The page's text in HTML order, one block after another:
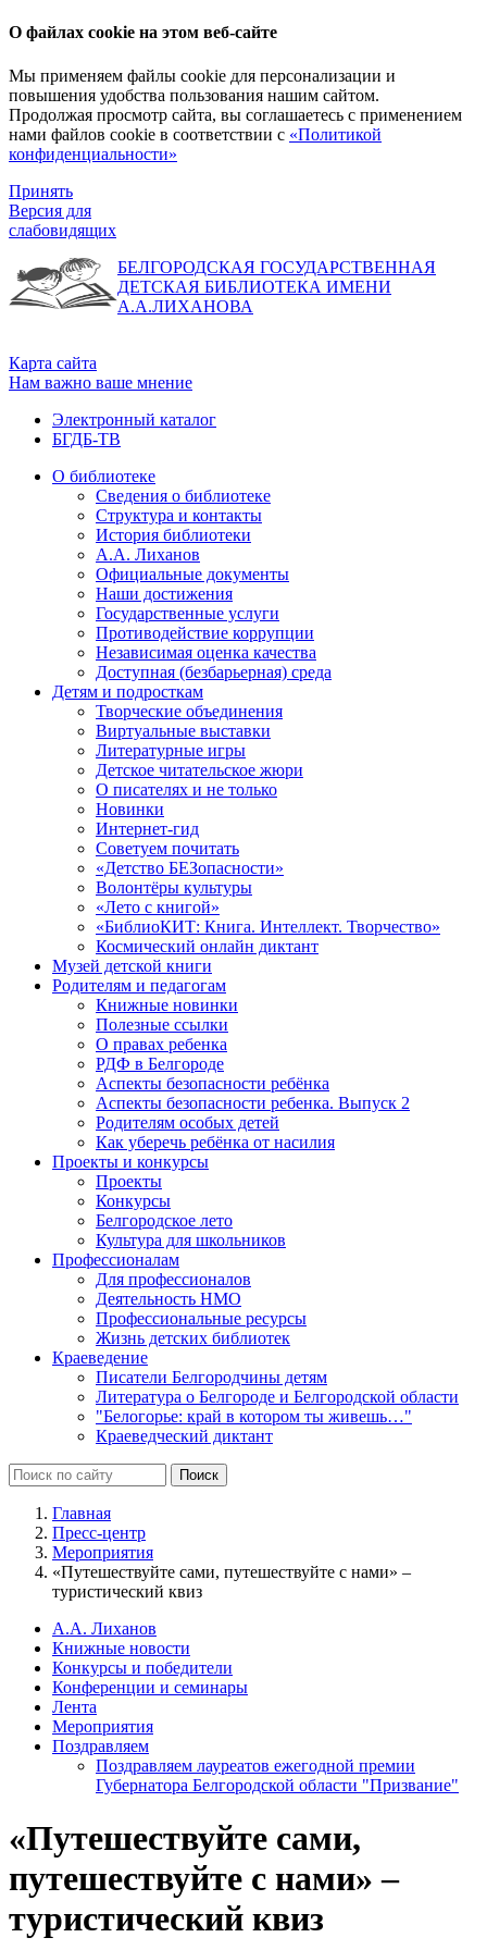
О файлах cookie на этом веб-сайте
Мы применяем файлы cookie для персонализации и
повышения удобства пользования нашим сайтом.
Продолжая просмотр сайта, вы соглашаетесь с применением
нами файлов cookie в соответствии с «Политикой
конфиденциальности»
Принять
Версия для
слабовидящих
БЕЛГОРОДСКАЯ ГОСУДАРСТВЕННАЯ
ДЕТСКАЯ БИБЛИОТЕКА ИМЕНИ
А.А.ЛИХАНОВА
Карта сайта
Нам важно ваше мнение
Электронный каталог
БГДБ-ТВ
О библиотеке
Сведения о библиотеке
Структура и контакты
История библиотеки
А.А. Лиханов
Официальные документы
Наши достижения
Государственные услуги
Противодействие коррупции
Независимая оценка качества
Доступная (безбарьерная) среда
Детям и подросткам
Творческие объединения
Виртуальные выставки
Литературные игры
Детское читательское жюри
О писателях и не только
Новинки
Интернет-гид
Советуем почитать
«Детство БЕЗопасности»
Волонтёры культуры
«Лето с книгой»
«БиблиоКИТ: Книга. Интеллект. Творчество»
Космический онлайн диктант
Музей детской книги
Родителям и педагогам
Книжные новинки
Полезные ссылки
О правах ребенка
РДФ в Белгороде
Аспекты безопасности ребёнка
Аспекты безопасности ребенка. Выпуск 2
Родителям особых детей
Как уберечь ребёнка от насилия
Проекты и конкурсы
Проекты
Конкурсы
Белгородское лето
Культура для школьников
Профессионалам
Для профессионалов
Деятельность НМО
Профессиональные ресурсы
Жизнь детских библиотек
Краеведение
Писатели Белгородчины детям
Литература о Белгороде и Белгородской области
"Белогорье: край в котором ты живешь…"
Краеведческий диктант
Главная
Пресс-центр
Мероприятия
«Путешествуйте сами, путешествуйте с нами» –
туристический квиз
А.А. Лиханов
Книжные новости
Конкурсы и победители
Конференции и семинары
Лента
Мероприятия
Поздравляем
Поздравляем лауреатов ежегодной премии
Губернатора Белгородской области "Призвание"
«Путешествуйте сами,
путешествуйте с нами» –
туристический квиз